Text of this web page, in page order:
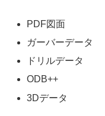
PDF図面
ガーバーデータ
ドリルデータ
ODB++
3Dデータ